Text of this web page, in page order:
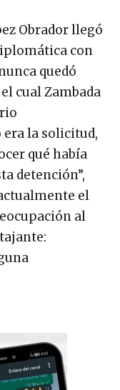
Obrador llegó
con
quedó
cual Zambada
era la solicitud,
qué había
detención”,
el
al